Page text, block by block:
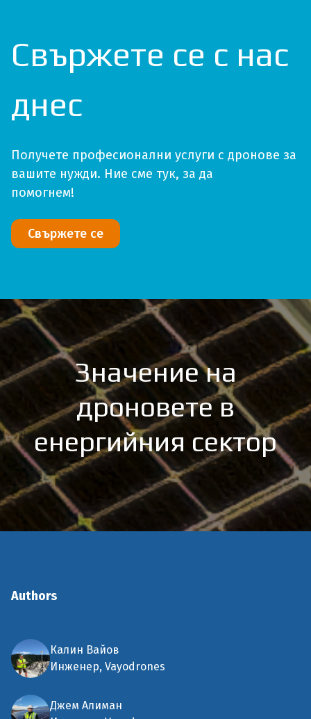
Свържете се с нас
днес
Получете професионални услуги с дронове за
вашите нужди. Ние сме тук, за да
помогнем!
Свържете се
Значение на
дроновете в
енергийния сектор
Authors
Калин Вайов
Инженер, Vayodrones
Джем Алиман